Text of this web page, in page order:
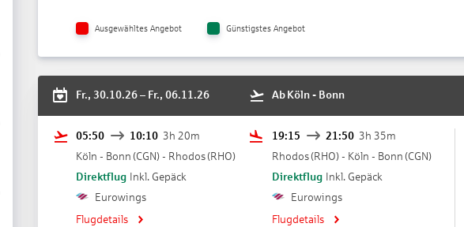
Ausgewähltes Angebot Günstigstes Angebot
Fr., 30.10.26 – Fr., 06.11.26 Ab Köln - Bonn
05:50 10:10 3h 20m
Köln - Bonn (CGN) - Rhodos(RHO)
Direktflug Inkl. Gepäck
Eurowings
Flugdetails
19:15 21:50 3h 35m
Rhodos(RHO) - Köln - Bonn (CGN)
Direktflug Inkl. Gepäck
Eurowings
Flugdetails